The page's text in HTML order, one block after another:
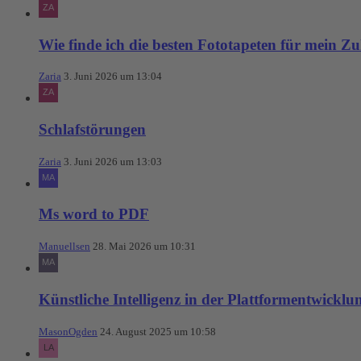
Wie finde ich die besten Fototapeten für mein
Zaria 3. Juni 2026 um 13:04
Schlafstörungen
Zaria 3. Juni 2026 um 13:03
Ms word to PDF
Manuellsen 28. Mai 2026 um 10:31
Künstliche Intelligenz in der
MasonOgden 24. August 2025 um 10:58